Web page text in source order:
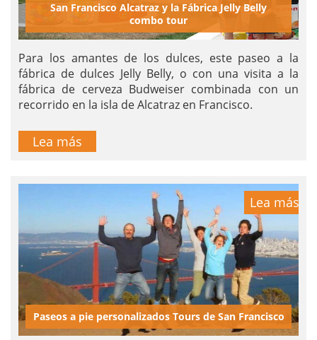
San Francisco Alcatraz y la Fábrica Jelly Belly
combo tour
Para los amantes de los dulces, este paseo a la
fábrica de dulces Jelly Belly, o con una visita a la
fábrica de cerveza Budweiser combinada con un
recorrido en la isla de Alcatraz en Francisco.
Lea más
Lea más
Paseos a pie personalizados Tours de San Francisco